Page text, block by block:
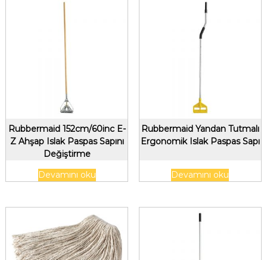
Rubbermaid 152cm/60inc E-
Z Ahşap Islak Paspas Sapını
Değiştirme
Devamını oku
Rubbermaid Yandan Tutmalı
Ergonomik Islak Paspas Sapı
Devamını oku